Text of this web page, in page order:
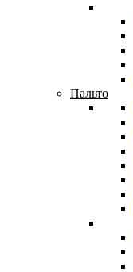
Пальто